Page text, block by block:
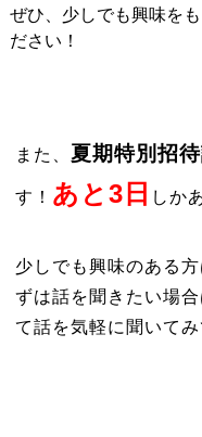
ぜひ、少しでも興味を
ださい！
また、 夏期特別招
す！ あと3日 しか
少しでも興味のある
ずは話を聞きたい場
て話を気軽に聞いてみ